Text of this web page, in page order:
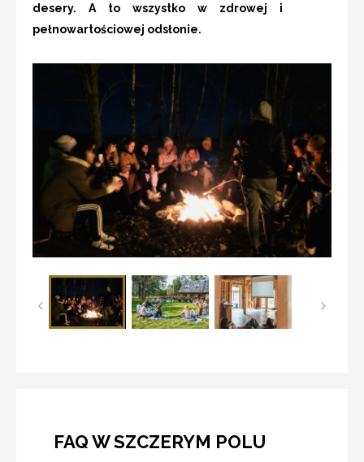
desery. A to wszystko w zdrowej i
pełnowartościowej odsłonie.
FAQ W SZCZERYM POLU